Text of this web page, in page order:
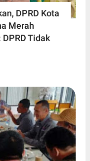
DPRD Kota
Merah
Tidak